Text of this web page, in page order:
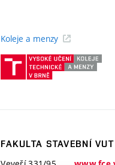
Koleje a menzy
FAKULTA STAVEBNÍ